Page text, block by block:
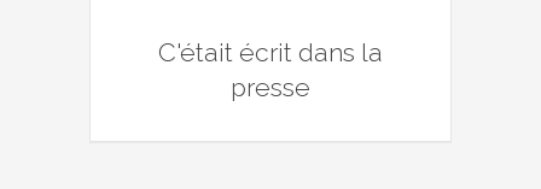
C'était écrit dans la
presse